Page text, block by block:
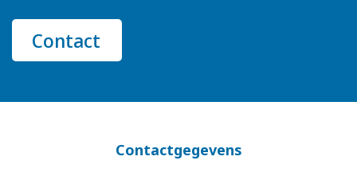
Contact
Contactgegevens